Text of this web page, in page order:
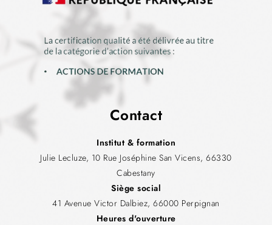
Contact
Institut & formation
Julie Lecluze, 10 Rue Joséphine San Vicens, 66330
Cabestany
Siège social
41 Avenue Victor Dalbiez, 66000 Perpignan
Heures d'ouverture